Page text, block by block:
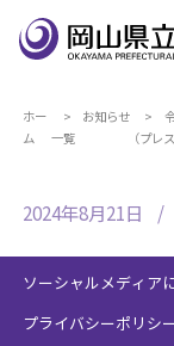
ホー
ム
お知らせ
一覧
（プレ
2024年8月21日
ソーシャルメディア
プライバシーポリシ